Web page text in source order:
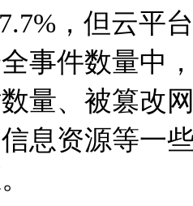
，但云平
事件数量中
量、被篡改
息资源等一